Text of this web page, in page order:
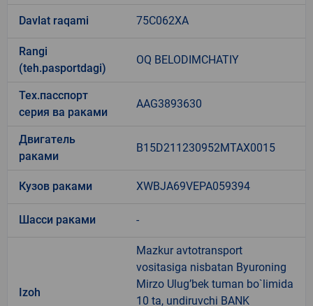
Davlat raqami 75C062XA
Rangi
(teh.pasportdagi)
OQ BELODIMCHATIY
Тех.пасспорт
серия ва раками
AAG3893630
Двигатель
раками
B15D211230952MTAX0015
Кузов раками XWBJA69VEPA059394
Шасси раками -
Izoh
Mazkur avtotransport
vositasiga nisbatan Byuroning
Mirzo Ulug’bek tuman bo`limida
10 ta, undiruvchi BANK